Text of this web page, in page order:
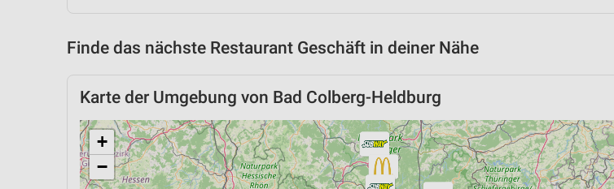
Finde das nächste Restaurant Geschäft in deiner Nähe
Karte der Umgebung von Bad Colberg-Heldburg
+
−